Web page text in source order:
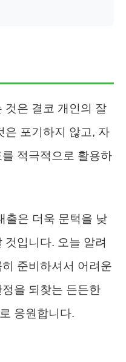
것은 결코 개인의 잘
은 포기하지 않고, 자
적극적으로 활용하
출은 더욱 문턱을 낮
것입니다. 오늘 알려
준비하셔서 어려운
을 되찾는 든든한
응원합니다.